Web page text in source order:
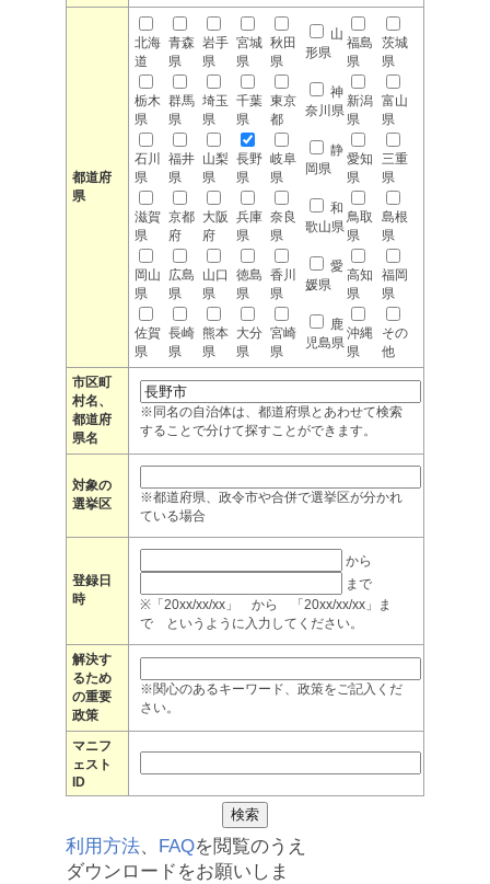
都道府
県
北海
道
青森
県
岩手
県
宮城
県
秋田
県
山
形県
福島
県
茨城
県
栃木
県
群馬
県
埼玉
県
千葉
県
東京
都
神
奈川県
新潟
県
富山
県
石川
県
福井
県
山梨
県
長野
県
岐阜
県
静
岡県
愛知
県
三重
県
滋賀
県
京都
府
大阪
府
兵庫
県
奈良
県
和
歌山県
鳥取
県
島根
県
岡山
県
広島
県
山口
県
徳島
県
香川
県
愛
媛県
高知
県
福岡
県
佐賀
県
長崎
県
熊本
県
大分
県
宮崎
県
鹿
児島県
沖縄
県
その
他
市区町
村名、
都道府
県名
※同名の自治体は、都道府県とあわせて検索
することで分けて探すことができます。
対象の
選挙区
※都道府県、政令市や合併で選挙区が分かれ
ている場合
登録日
時
から
まで
※「20xx/xx/xx」 から 「20xx/xx/xx」ま
で というように入力してください。
解決す
るため
の重要
政策
※関心のあるキーワード、政策をご記入くだ
さい。
マニフ
ェスト
ID
利用方法、 FAQを閲覧のうえ
ダウンロードをお願いしま